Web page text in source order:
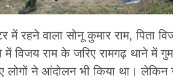
में रहने वाला सोनू कुमार राम, पिता
विजय राम के जरिए रामगढ़ थाने में
ने आंदोलन भी किया था। लेकिन